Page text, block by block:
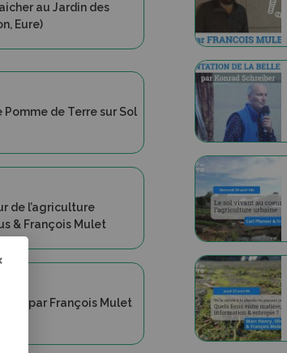
au Jardin des
Eure)
de Terre sur Sol
de l’agriculture
& François Mulet
par François Mulet